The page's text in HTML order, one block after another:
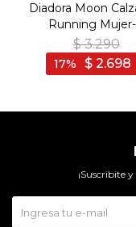
Diadora Moon
Running Mujer-
Negro/Negro -
Negro
$ 3.290
$ 2.698
17
¡Suscribite